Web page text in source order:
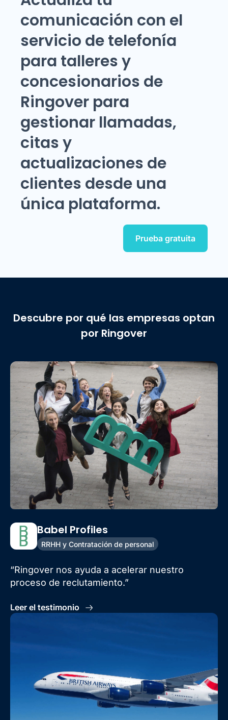
comunicación con el
servicio de telefonía
para talleres y
concesionarios de
Ringover para
gestionar llamadas,
citas y
actualizaciones de
clientes desde una
única plataforma.
Prueba gratuita
Descubre por qué las empresas optan
por Ringover
Babel Profiles
RRHH y Contratación de personal
“Ringover nos ayuda a acelerar nuestro
proceso de reclutamiento.”
Leer el testimonio